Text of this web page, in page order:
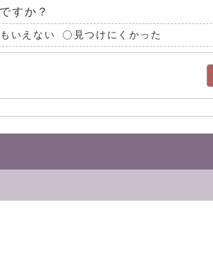
すか？
いえない 見つけにくかった